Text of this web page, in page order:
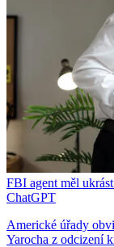
FBI agent měl
ChatGPT
Americké úřady
Yarocha z odcizení